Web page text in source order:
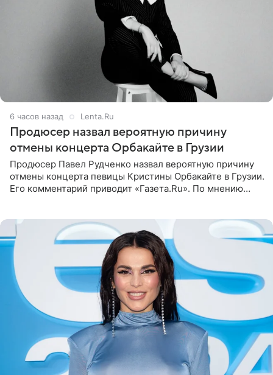
6 часов назад Lenta.Ru
Продюсер назвал вероятную причину
отмены концерта Орбакайте в Грузии
Продюсер Павел Рудченко назвал вероятную причину
отмены концерта певицы Кристины Орбакайте в Грузии.
Его комментарий приводит «Газета.Ru». По мнению